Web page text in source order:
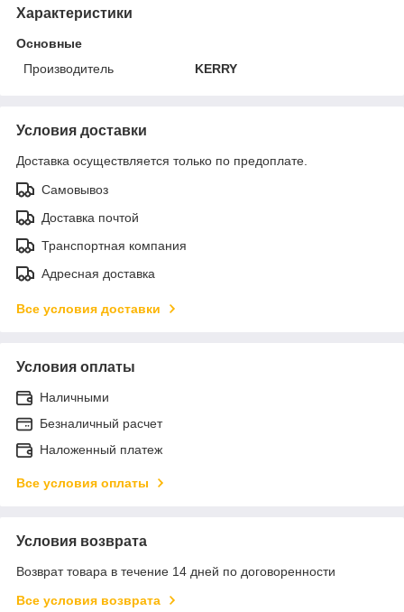
Характеристики
Основные
Производитель
KERRY
Условия доставки
Доставка осуществляется только по предоплате.
Самовывоз
Доставка почтой
Транспортная компания
Адресная доставка
Все условия доставки
Условия оплаты
Наличными
Безналичный расчет
Наложенный платеж
Все условия оплаты
Условия возврата
Возврат товара в течение 14 дней по договоренности
Все условия возврата